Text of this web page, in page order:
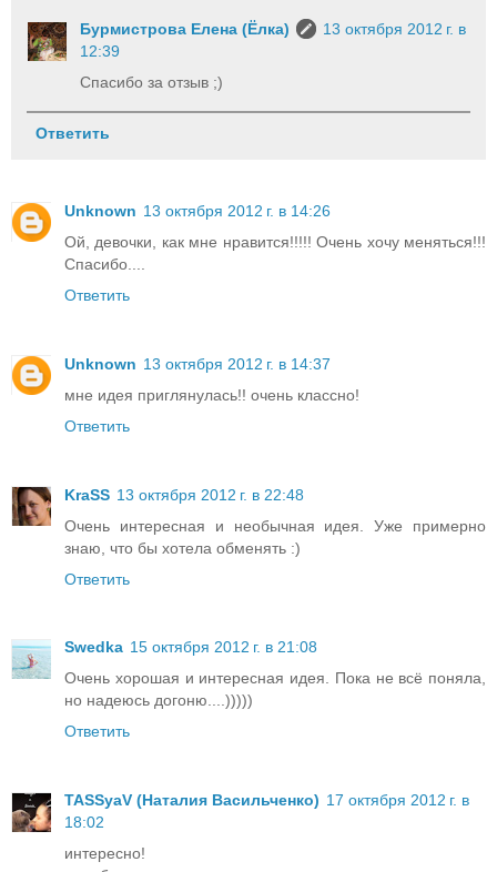
Бурмистрова Елена (Ёлка)
13 октября 2012 г. в
12:39
Спасибо за отзыв ;)
Ответить
Unknown 13 октября 2012 г. в 14:26
Ой, девочки, как мне нравится!!!!! Очень хочу меняться!!!
Спасибо....
Ответить
Unknown 13 октября 2012 г. в 14:37
мне идея приглянулась!! очень классно!
Ответить
KraSS 13 октября 2012 г. в 22:48
Очень интересная и необычная идея. Уже примерно
знаю, что бы хотела обменять :)
Ответить
Swedka 15 октября 2012 г. в 21:08
Очень хорошая и интересная идея. Пока не всё поняла,
но надеюсь догоню....)))))
Ответить
TASSyaV (Наталия Васильченко) 17 октября 2012 г. в
18:02
интересно!